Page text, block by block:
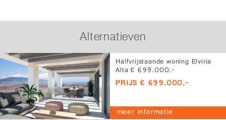
Alternatieven
Halfvrijstaande woning Elviria
Alta € 699.000,-
PRIJS € 699.000,-
meer informatie